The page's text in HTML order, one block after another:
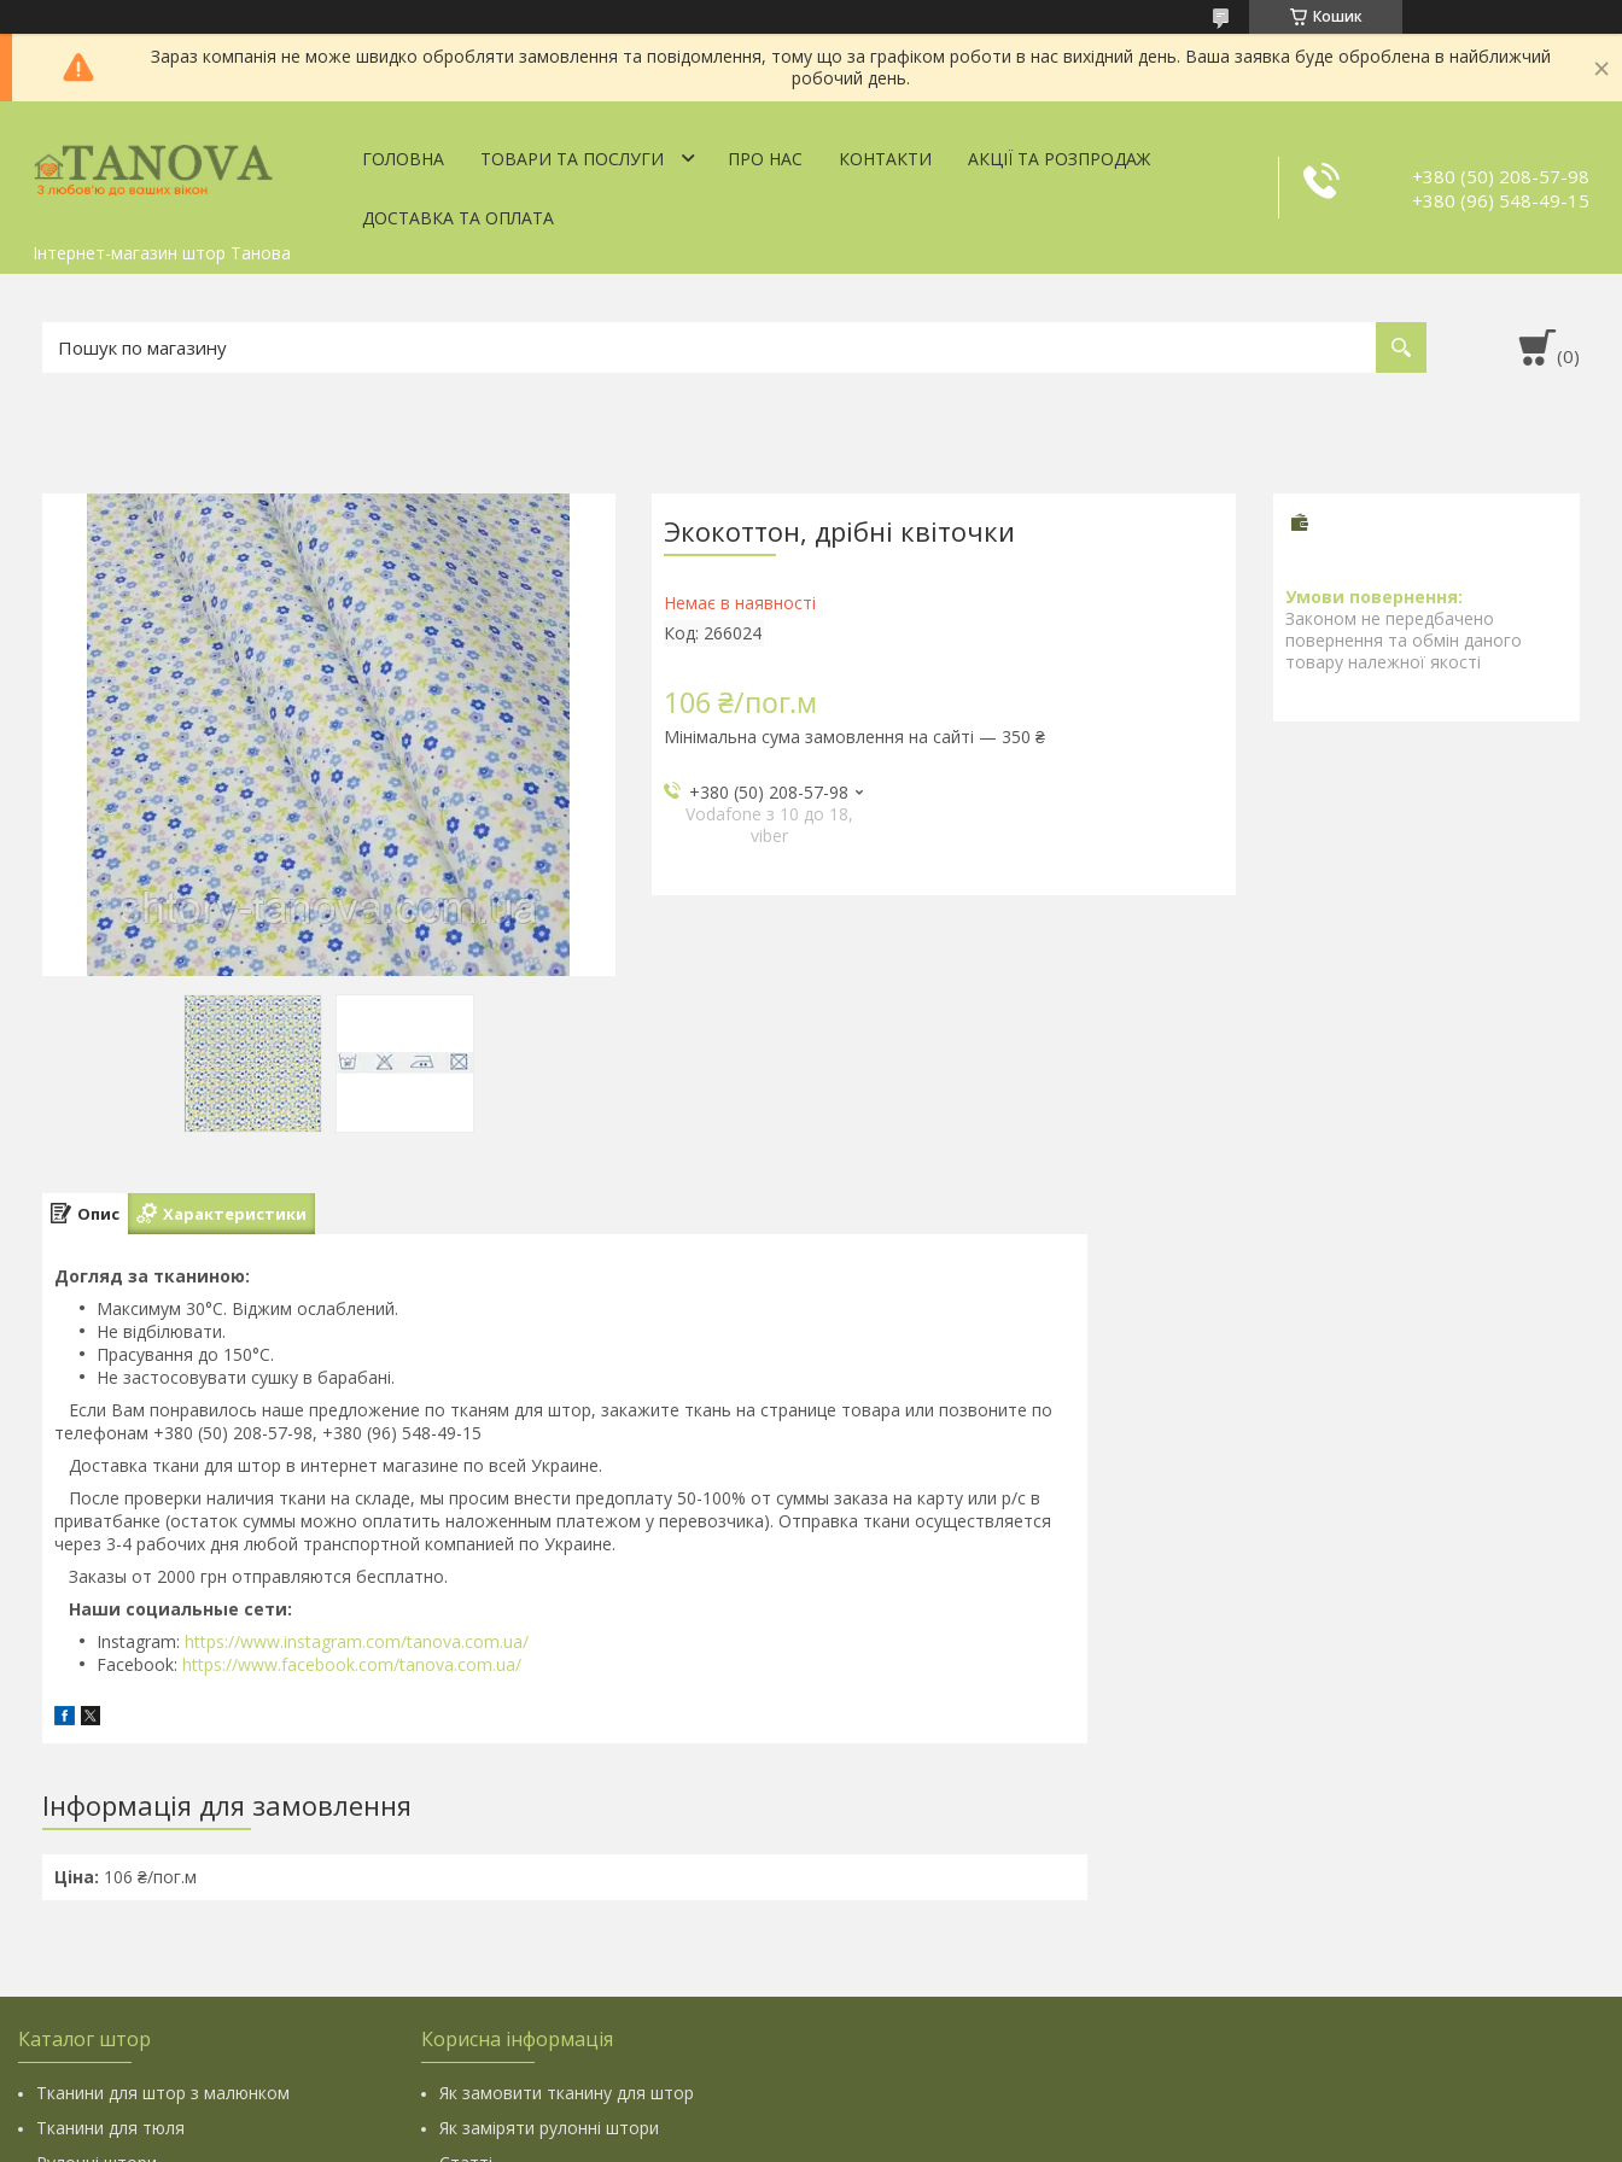
Кошик
Зараз компанія не може швидко обробляти замовлення та повідомлення, тому що за графіком роботи в нас вихідний день. Ваша заявка буде оброблена в найближчий
робочий день.
Інтернет-магазин штор Танова
ГОЛОВНА ТОВАРИ ТА ПОСЛУГИ ПРО НАС КОНТАКТИ АКЦІЇ ТА РОЗПРОДАЖ
ДОСТАВКА ТА ОПЛАТА
+380 (50) 208-57-98
+380 (96) 548-49-15
Экокоттон, дрібні квіточки
Немає в наявності
Код: 266024
106 ₴/пог.м
Мінімальна сума замовлення на сайті — 350 ₴
+380 (50) 208-57-98
Vodafone з 10 до 18,
viber
Законом не передбачено
повернення та обмін даного
товару належної якості
Опис Характеристики
Догляд за тканиною:
Максимум 30°C. Віджим ослаблений.
Не відбілювати.
Прасування до 150°C.
Не застосовувати сушку в барабані.
Если Вам понравилось наше предложение по тканям для штор, закажите ткань на странице товара или позвоните по
телефонам +380 (50) 208-57-98, +380 (96) 548-49-15
Доставка ткани для штор в интернет магазине по всей Украине.
После проверки наличия ткани на складе, мы просим внести предоплату 50-100% от суммы заказа на карту или р/с в
приватбанке (остаток суммы можно оплатить наложенным платежом у перевозчика). Отправка ткани осуществляется
через 3-4 рабочих дня любой транспортной компанией по Украине.
Заказы от 2000 грн отправляются бесплатно.
Наши социальные сети:
Instagram: https://www.instagram.com/tanova.com.ua/
Facebook: https://www.facebook.com/tanova.com.ua/
Інформація для замовлення
Ціна: 106 ₴/пог.м
Каталог штор
Тканини для штор з малюнком
Тканини для тюля
Корисна інформація
Як замовити тканину для штор
Як заміряти рулонні штори